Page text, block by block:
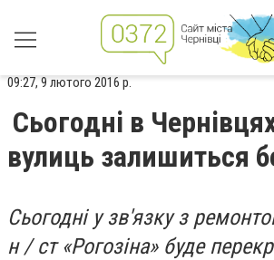
09:27, 9 лютого 2016 р.
Сьогодні в
вулиць залишиться
Сьогодні у зв'язку з
н / ст «Рогозіна» буде